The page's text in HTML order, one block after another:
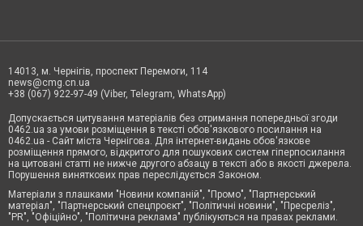
14013, м. Чернігів, проспект Перемоги, 114
news@cmg.cn.ua
+38 (067) 922-97-49 (Viber, Telegram, WhatsApp)
Допускається цитування матеріалів без отримання попередньої згоди
0462.ua за умови розміщення в тексті обов'язкового посилання на
0462.ua - Сайт міста Чернігова. Для інтернет-видань обов'язкове
розміщення прямого, відкритого для пошукових систем гіперпосилання
на цитовані статті не нижче другого абзацу в тексті або в якості джерела.
Порушення виняткових прав переслідується Законом.
Матеріали з плашками "Новини компаній", "Промо", "Партнерський
матеріал", "Партнерський спецпроєкт", "Політичні новини", "Пресреліз",
"PR", "Офіційно", "Політична реклама" публікуються на правах реклами.